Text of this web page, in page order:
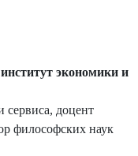
экономики и
сервиса, доцент
философских наук